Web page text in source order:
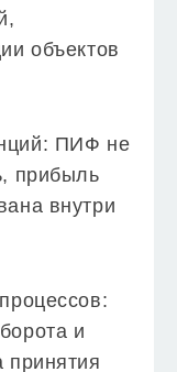
объектов
ПИФ не
прибыль
внутри
и
принятия